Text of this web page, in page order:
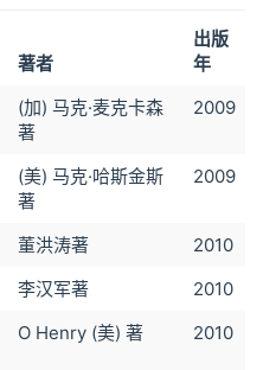
著者
出版
年
(加) 马克·麦克卡森
著
2009
(美) 马克·哈斯金斯
著
2009
董洪涛著
2010
李汉军著
2010
O Henry (美) 著 2010